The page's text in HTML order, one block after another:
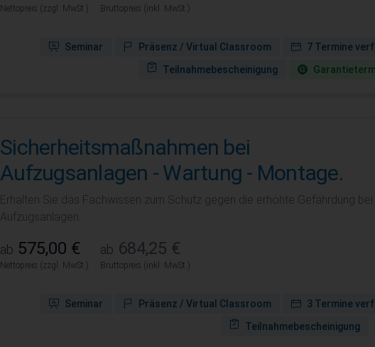
Nettopreis (zzgl. MwSt.) Bruttopreis (inkl. MwSt.)
Seminar Präsenz / Virtual Classroom 7 Termine
Teilnahmebescheinigung
Sicherheitsmaßnahmen bei
Aufzugsanlagen - Wartung - Montage.
Erhalten Sie das Fachwissen zum Schutz gegen die erhöhte Gefährdung
Aufzugsanlagen.
ab 575,00 €
Nettopreis (zzgl. MwSt.)
ab 684,25 €
Bruttopreis (inkl. MwSt.)
Seminar Präsenz / Virtual Classroom 3 Termine
Teilnahmebescheinigung